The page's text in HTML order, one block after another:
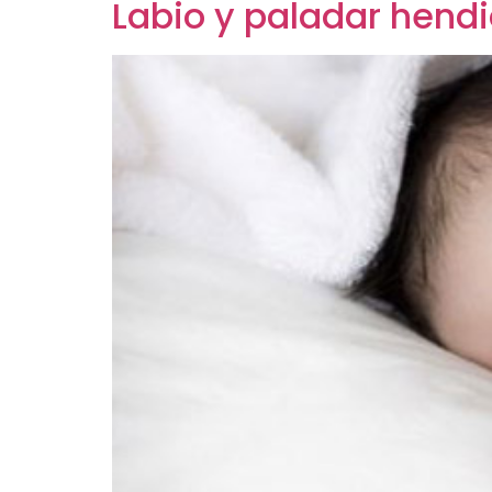
Labio y paladar